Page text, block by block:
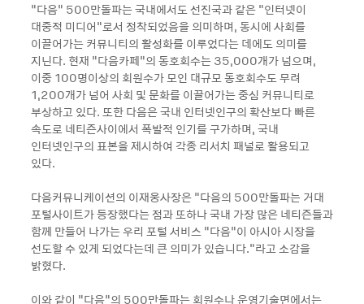
“다음“ 500만돌파는 국내에서도 선진국과 같은 "인터넷이
대중적 미디어"로서 정착되었음을 의미하며, 동시에 사회를
이끌어가는 커뮤니티의 활성화를 이루었다는 데에도 의미를
지닌다. 현재 “다음카페“의 동호회수는 35,000개가 넘으며,
이중 100명이상의 회원수가 모인 대규모 동호회수도 무려
1,200개가 넘어 사회 및 문화를 이끌어가는 중심 커뮤니티로
부상하고 있다. 또한 다음은 국내 인터넷인구의 확산보다 빠른
속도로 네티즌사이에서 폭발적 인기를 구가하며, 국내
인터넷인구의 표본을 제시하여 각종 리서치 패널로 활용되고
있다.
다음커뮤니케이션의 이재웅사장은 "다음의 500만돌파는 거대
포털사이트가 등장했다는 점과 또하나 국내 가장 많은 네티즌들과
함께 만들어 나가는 우리 포털 서비스 “다음“이 아시아 시장을
선도할 수 있게 되었다는데 큰 의미가 있습니다."라고 소감을
밝혔다.
이와 같이 “다음“의 500만돌파는 회원수나 운영기술면에서는